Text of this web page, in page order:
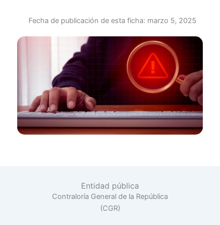
Fecha de publicación de esta ficha: marzo 5, 2025
Entidad pública
Contraloría General de la República
(CGR)